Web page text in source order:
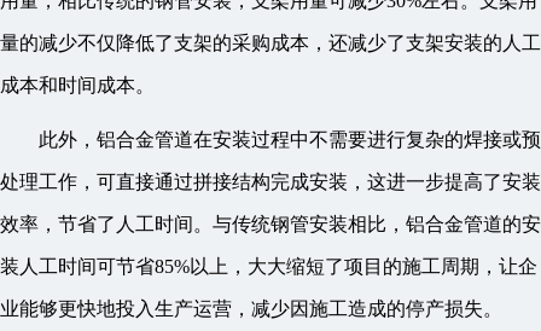
量的减少不仅降低了支架的采购成本，还减少了支架安装的人工
成本和时间成本。
此外，铝合金管道在安装过程中不需要进行复杂的焊接或预
处理工作，可直接通过拼接结构完成安装，这进一步提高了安装
效率，节省了人工时间。与传统钢管安装相比，铝合金管道的安
装人工时间可节省85%以上，大大缩短了项目的施工周期，让企
业能够更快地投入生产运营，减少因施工造成的停产损失。